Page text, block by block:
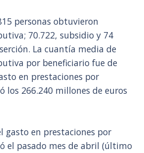
personas obtuvieron
70.722, subsidio y 74
La cuantía media de
por beneficiario fue de
en prestaciones por
los 266.240 millones de euros
gasto en prestaciones por
el pasado mes de abril (último